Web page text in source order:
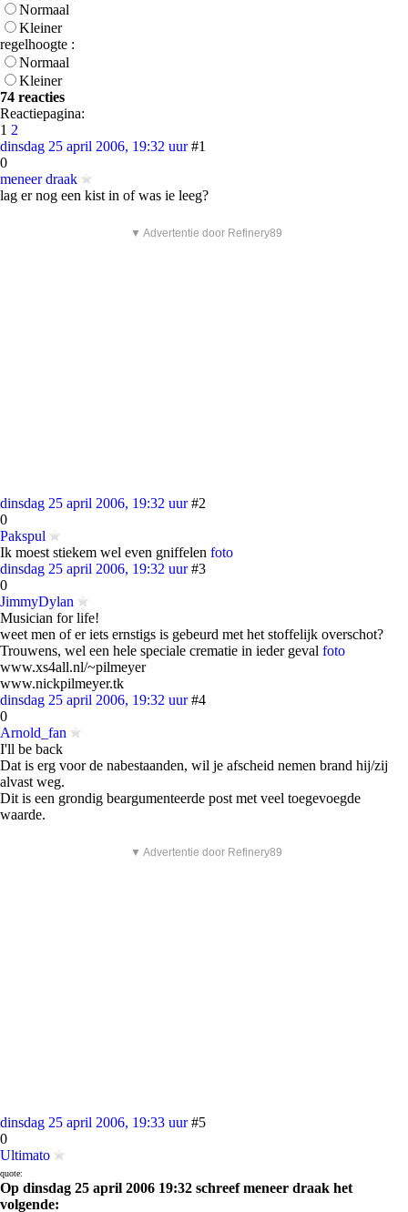
Normaal
Kleiner
regelhoogte :
Normaal
Kleiner
74 reacties
Reactiepagina:
1 2
dinsdag 25 april 2006, 19:32 uur #1
0
meneer draak
lag er nog een kist in of was ie leeg?
▼ Advertentie door Refinery89
dinsdag 25 april 2006, 19:32 uur #2
0
Pakspul
Ik moest stiekem wel even gniffelen foto
dinsdag 25 april 2006, 19:32 uur #3
0
JimmyDylan
Musician for life!
weet men of er iets ernstigs is gebeurd met het stoffelijk overschot?
Trouwens, wel een hele speciale crematie in ieder geval foto
www.xs4all.nl/~pilmeyer
www.nickpilmeyer.tk
dinsdag 25 april 2006, 19:32 uur #4
0
Arnold_fan
I'll be back
Dat is erg voor de nabestaanden, wil je afscheid nemen brand hij/zij
alvast weg.
Dit is een grondig beargumenteerde post met veel toegevoegde
waarde.
▼ Advertentie door Refinery89
dinsdag 25 april 2006, 19:33 uur #5
0
Ultimato
quote:
Op dinsdag 25 april 2006 19:32 schreef meneer draak het
volgende: